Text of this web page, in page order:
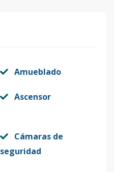
Amueblado
Ascensor
Cámaras de
seguridad